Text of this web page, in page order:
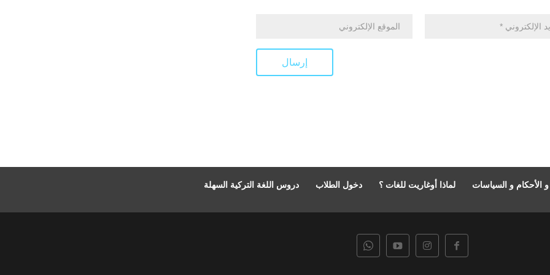
الأحكام و السياسات لماذا أوغاريت للغات ؟ دخول الطلاب دروس اللغة التركية السهلة